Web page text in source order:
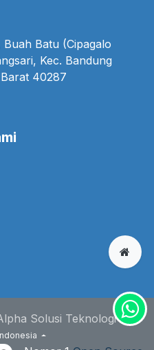
Batu (Cipagalo
Kec. Bandung
40287
Solusi Teknologi